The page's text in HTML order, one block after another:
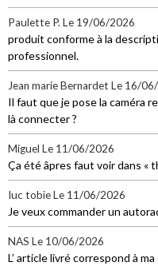
Paulette P. Le 19/06/2026
produit conforme à la
professionnel.
Jean marie Bernardet Le 16/
Il faut que je pose la caméra
là connecter ?
Miguel Le 11/06/2026
Ça été âpres faut voir dans «
Iuc tobieLe 11/06/2026
Je veux commander un
NAS Le 10/06/2026
L’ article livré correspond à